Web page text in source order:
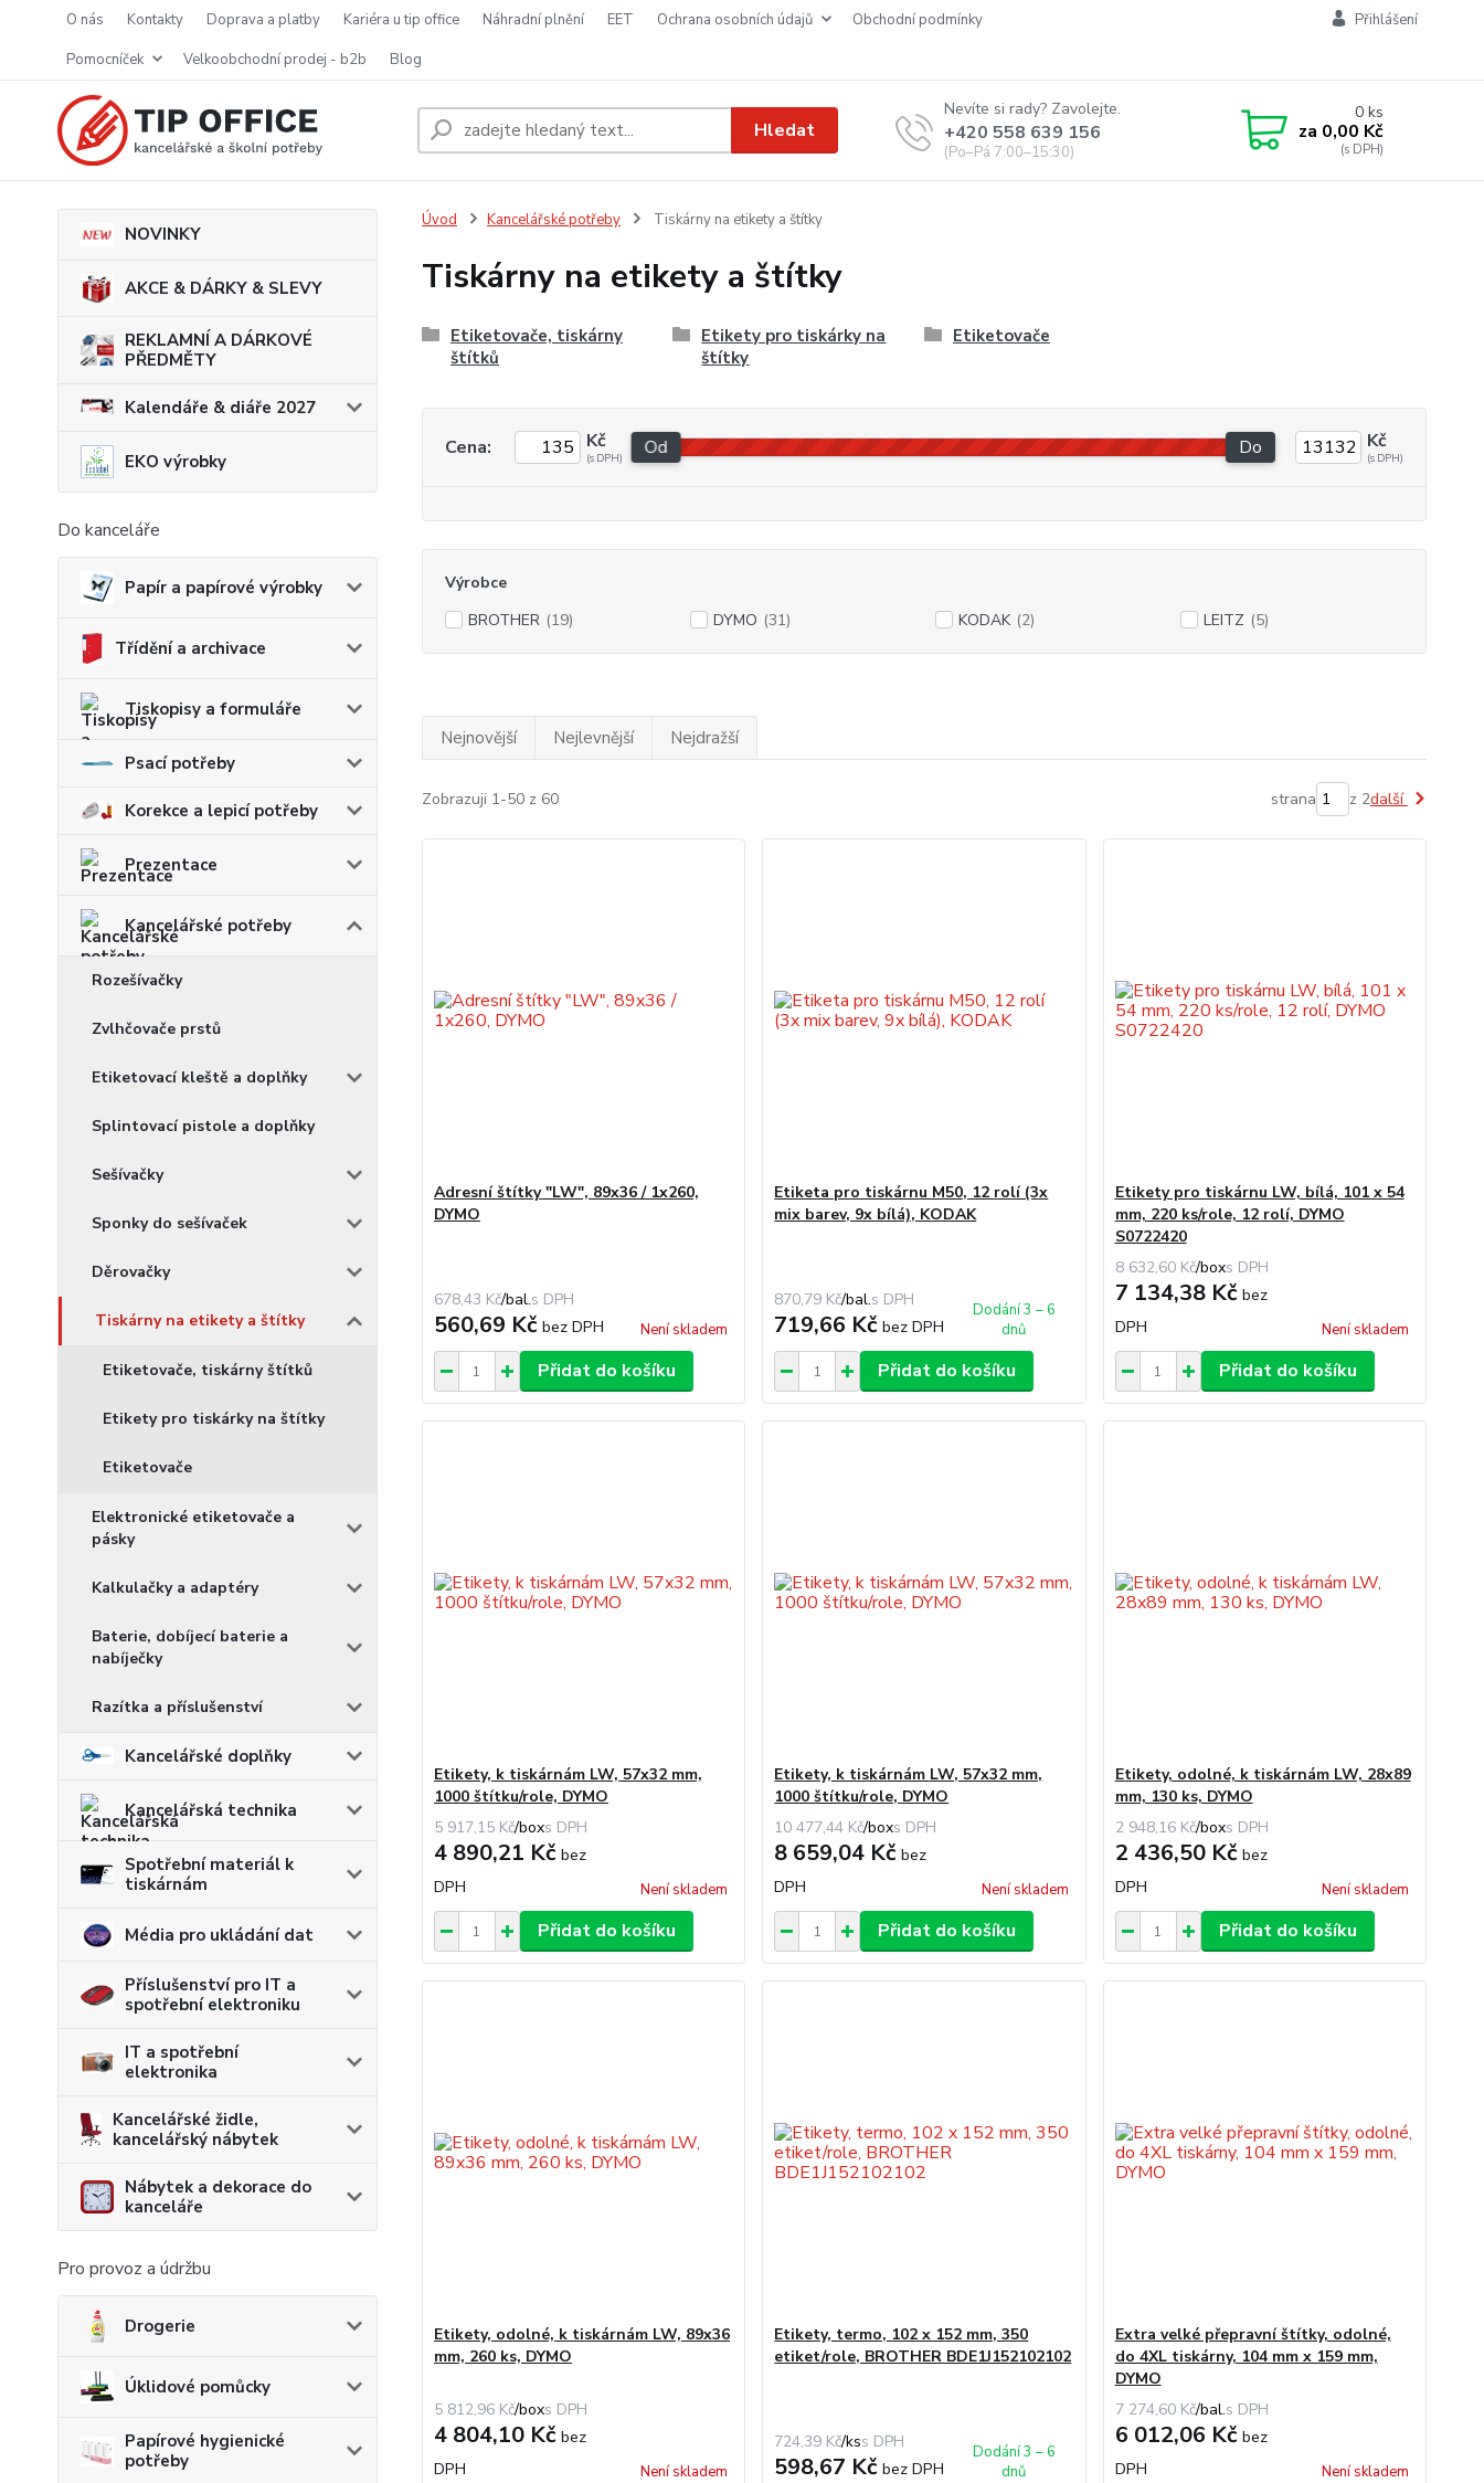
o nás kontakty doprava a platby kariéra u tip office náhradní plnění EET ochrana osobních údajů
obchodní podmínky
pomocníček
velkoobchodní prodej - b2b blog
Přihlášení
Hledat
Nevíte si rady? Zavolejte.
+420 558 639 156
(Po–Pá 7:00–15:30)
0ks
za 0,00 Kč
NOVINKY
AKCE & DÁRKY & SLEVY
REKLAMNÍ A DÁRKOVÉ
PŘEDMĚTY
Kalendáře & diáře 2027
EKO výrobky
Do kanceláře
Papír a papírové výrobky
Třídění a archivace
Tiskopisy a formuláře
Psací potřeby
Korekce a lepicí potřeby
Prezentace
Kancelářské potřeby
Rozešívačky
Zvlhčovače prstů
Etiketovací kleště a doplňky
Splintovací pistole a doplňky
Sešívačky
Sponky do sešívaček
Děrovačky
Tiskárny na etikety a štítky
Etiketovače, tiskárny štítků
Etikety pro tiskárky na štítky
Etiketovače
Elektronické etiketovače a
pásky
Kalkulačky a adaptéry
Baterie, dobíjecí baterie a
nabíječky
Razítka a příslušenství
Kancelářské doplňky
Kancelářská technika
Spotřební materiál k
tiskárnám
Média pro ukládání dat
Příslušenství pro IT a
spotřební elektroniku
IT a spotřební
elektronika
Kancelářské židle,
kancelářský nábytek
Nábytek a dekorace do
kanceláře
Pro provoz a údržbu
Drogerie
Úklidové pomůcky
Papírové hygienické
potřeby
Úvod Kancelářské potřeby Tiskárny na etikety a štítky
Tiskárny na etikety a štítky
Etiketovače, tiskárny
štítků
Etikety pro tiskárky na
štítky
Etiketovače
Cena: Kč Od Do Kč
Výrobce
BROTHER (19) DYMO (31) KODAK (2) LEITZ (5)
Nejnovější Nejlevnější Nejdražší
Zobrazuji 1-50 z 60 strana z 2další
Adresní štítky "LW", 89x36 / 1x260,
DYMO
678,43 Kč/bal.
560,69 Kč bez DPH Není skladem
Přidat do košíku
Etiketa pro tiskárnu M50, 12 rolí (3x
mix barev, 9x bílá), KODAK
870,79 Kč/bal.
719,66 Kčbez DPH
Dodání 3 – 6
dnů
Přidat do košíku
Etikety pro tiskárnu LW, bílá, 101 x 54
mm, 220 ks/role, 12 rolí, DYMO
S0722420
8 632,60 Kč/box
7 134,38 Kč bez
DPH
Není skladem
Přidat do košíku
Etikety, k tiskárnám LW, 57x32 mm,
1000 štítku/role, DYMO
5 917,15 Kč/box
4 890,21 Kč bez
DPH
Není skladem
Přidat do košíku
Etikety, k tiskárnám LW, 57x32 mm,
1000 štítku/role, DYMO
10 477,44 Kč/box
8 659,04 Kčbez
DPH
Není skladem
Přidat do košíku
Etikety, odolné, k tiskárnám LW, 28x89
mm, 130 ks, DYMO
2 948,16 Kč/box
2 436,50 Kč bez
DPH
Není skladem
Přidat do košíku
Etikety, odolné, k tiskárnám LW, 89x36
mm, 260 ks, DYMO
5 812,96 Kč/box
4 804,10 Kč bez
DPH
Není skladem
Etikety, termo, 102 x 152 mm, 350
etiket/role, BROTHER BDE1J152102102
724,39 Kč/ks
598,67 Kčbez DPH
Dodání 3 – 6
dnů
Extra velké přepravní štítky, odolné,
do 4XL tiskárny, 104 mm x 159 mm,
DYMO
7 274,60 Kč/bal.
6 012,06 Kč bez
DPH
Není skladem